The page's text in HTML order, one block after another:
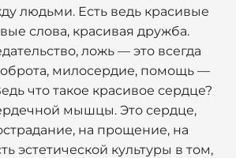
людьми. Есть ведь красивые
слова, красивая дружба.
ложь — это всегда
милосердие, помощь —
что такое красивое сердце?
мышцы. Это сердце,
на прощение, на
эстетической культуры в том,